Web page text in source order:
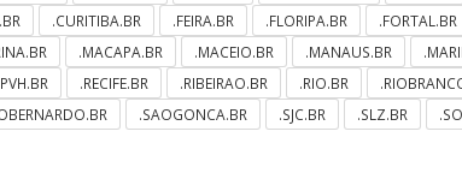
.CURITIBA.BR .FEIRA.BR .FLORIPA.BR .FORTAL.BR
.MACAPA.BR .MACEIO.BR .MANAUS.BR
.RECIFE.BR .RIBEIRAO.BR .RIO.BR
.SAOGONCA.BR .SJC.BR .SLZ.BR